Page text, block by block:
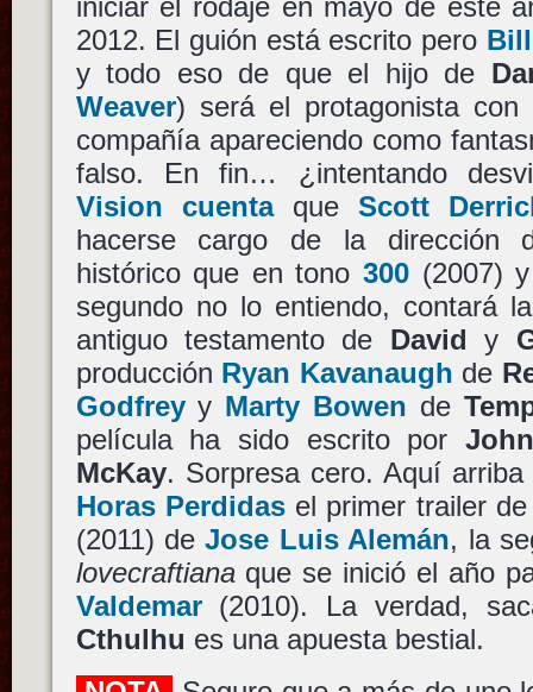
iniciar el rodaje en mayo de este
2012. El guión está escrito pero
y todo eso de que el hijo de
Weaver) será el protagonista con
compañía apareciendo como
falso. En fin… ¿intentando
Vision cuentaque Scott
hacerse cargo de la
histórico que en tono 300(2007)
segundo no lo entiendo, contará
antiguo testamento de David y
producción Ryan Kavanaugh de
Godfreyy Marty Bowen de
película ha sido escrito por
McKay. Sorpresa cero. Aquí
Horas Perdidasel primer trailer
(2011) deJose Luis Alemán, la
lovecraftianaque se inició el año
Valdemar(2010). La verdad,
Cthulhu es una apuesta bestial.